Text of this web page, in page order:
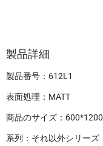
製品詳細
製品番号：612L1
表面処理：MATT
商品のサイズ：600*1200
系列：それ以外シリーズ